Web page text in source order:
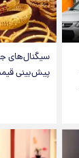
سیگنال‌های
پیش‌بینی